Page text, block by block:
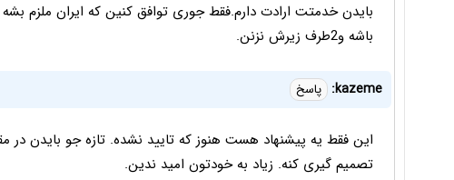
بایدن خدمتت ارادت دارم.فقط جوری توافق کنین که ایران ملزم
باشه و2طرف زیرش نزنن.
kazeme: پاسخ
این فقط یه پیشنهاد هست هنوز که تایید نشده. تازه جو بایدن
تصمیم گیری کنه. زیاد به خودتون امید ندین.